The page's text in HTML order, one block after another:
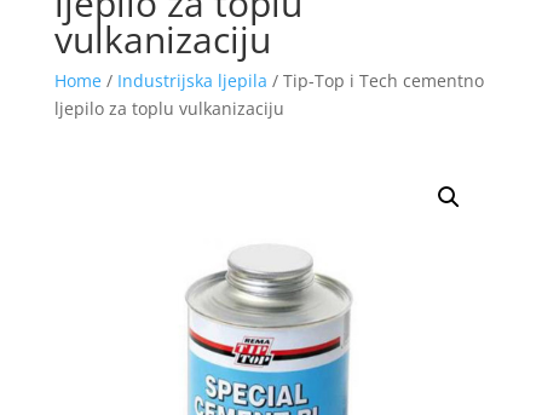
vulkanizaciju
Home/ Industrijska ljepila / Tip-Top i Tech cementno
ljepilo za toplu vulkanizaciju